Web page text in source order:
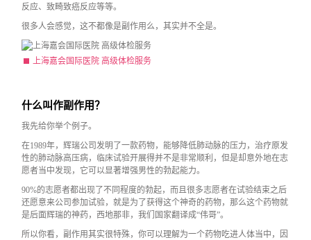
反应、致畸致癌反应等等。
很多人会感觉，这不都像是副作用么，其实并不全是。
上海嘉会国际医院 高级体检服务
什么叫作副作用？
我先给你举个例子。
在1989年，辉瑞公司发明了一款药物，能够降低肺动脉的压力，治疗原发
性的肺动脉高压病，临床试验开展得并不是非常顺利，但是却意外地在志
愿者当中发现，它可以显著增强男性的勃起能力。
90%的志愿者都出现了不同程度的勃起，而且很多志愿者在试验结束之后
还愿意来公司参加试验，就是为了获得这个神奇的药物，那么这个药物就
是后面辉瑞的神药，西地那非，我们国家翻译成“伟哥”。
所以你看，副作用其实很特殊，你可以理解为一个药物吃进人体当中，因